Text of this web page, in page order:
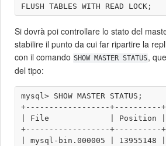
Si dovrà poi controllare lo stato del
stabilire il punto da cui far ripartire la
con il comando SHOW MASTER STATUS,
del tipo:
mysql> SHOW MASTER STATUS;
+------------------+----------
| File             | Position |
+------------------+----------
| mysql-bin.000005 |